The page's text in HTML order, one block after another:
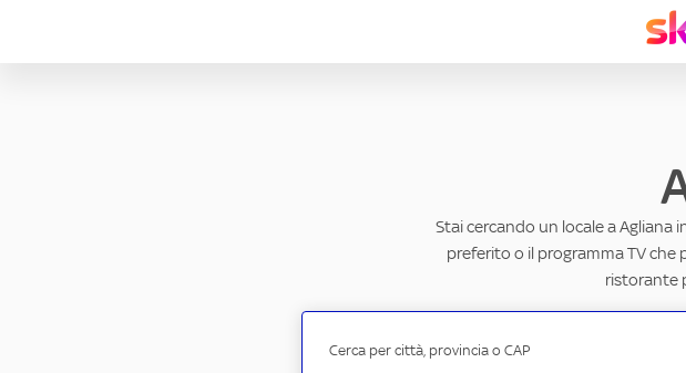
Stai cercando un locale a
preferito o il programma TV che
ristorante